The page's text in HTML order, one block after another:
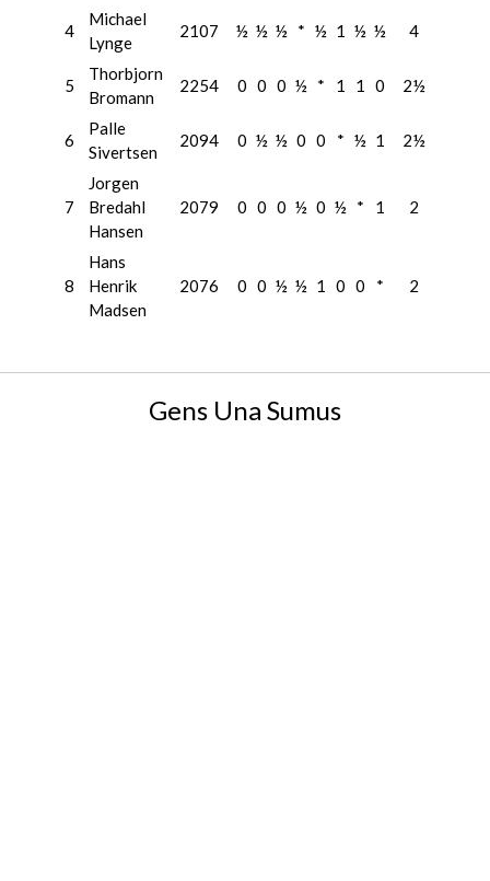
4
Michael
Lynge
2107 ½ ½ ½ * ½ 1 ½ ½ 4
5
Thorbjorn
Bromann
2254 0 0 0 ½ * 1 1 0 2½
6
Palle
Sivertsen
2094 0 ½ ½ 0 0 * ½ 1 2½
7
Jorgen
Bredahl
Hansen
2079 0 0 0 ½ 0 ½ * 1 2
8
Hans
Henrik
Madsen
2076 0 0 ½ ½ 1 0 0 * 2
Gens Una Sumus